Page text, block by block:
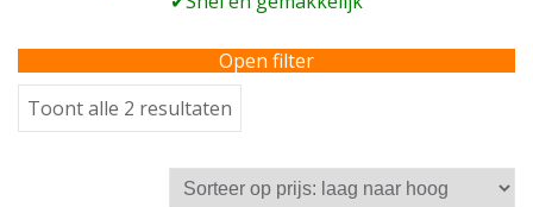
Open filter
Toont alle 2 resultaten
op
prijs:
laag